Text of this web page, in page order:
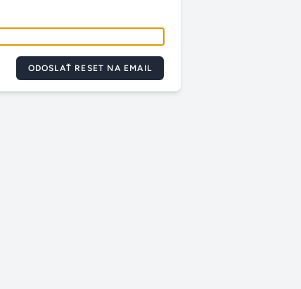
ODOSLAŤ RESET NA EMAIL